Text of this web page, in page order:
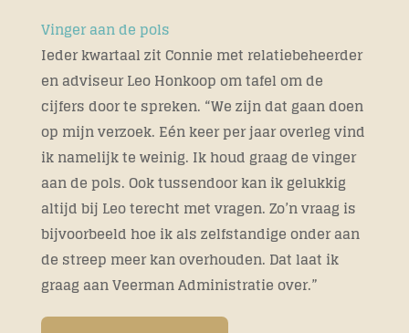
Vinger aan de pols
Ieder kwartaal zit Connie met relatiebeheerder
en adviseur Leo Honkoop om tafel om de
cijfers door te spreken. “We zijn dat gaan doen
op mijn verzoek. Eén keer per jaar overleg vind
ik namelijk te weinig. Ik houd graag de vinger
aan de pols. Ook tussendoor kan ik gelukkig
altijd bij Leo terecht met vragen. Zo’n vraag is
bijvoorbeeld hoe ik als zelfstandige onder aan
de streep meer kan overhouden. Dat laat ik
graag aan Veerman Administratie over.”